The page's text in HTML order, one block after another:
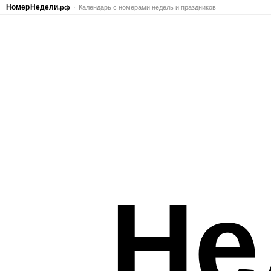
Номер Недели.рф Календарь с номерами недель и праздников